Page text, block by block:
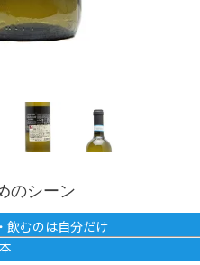
のシーン
飲むのは自分だけ